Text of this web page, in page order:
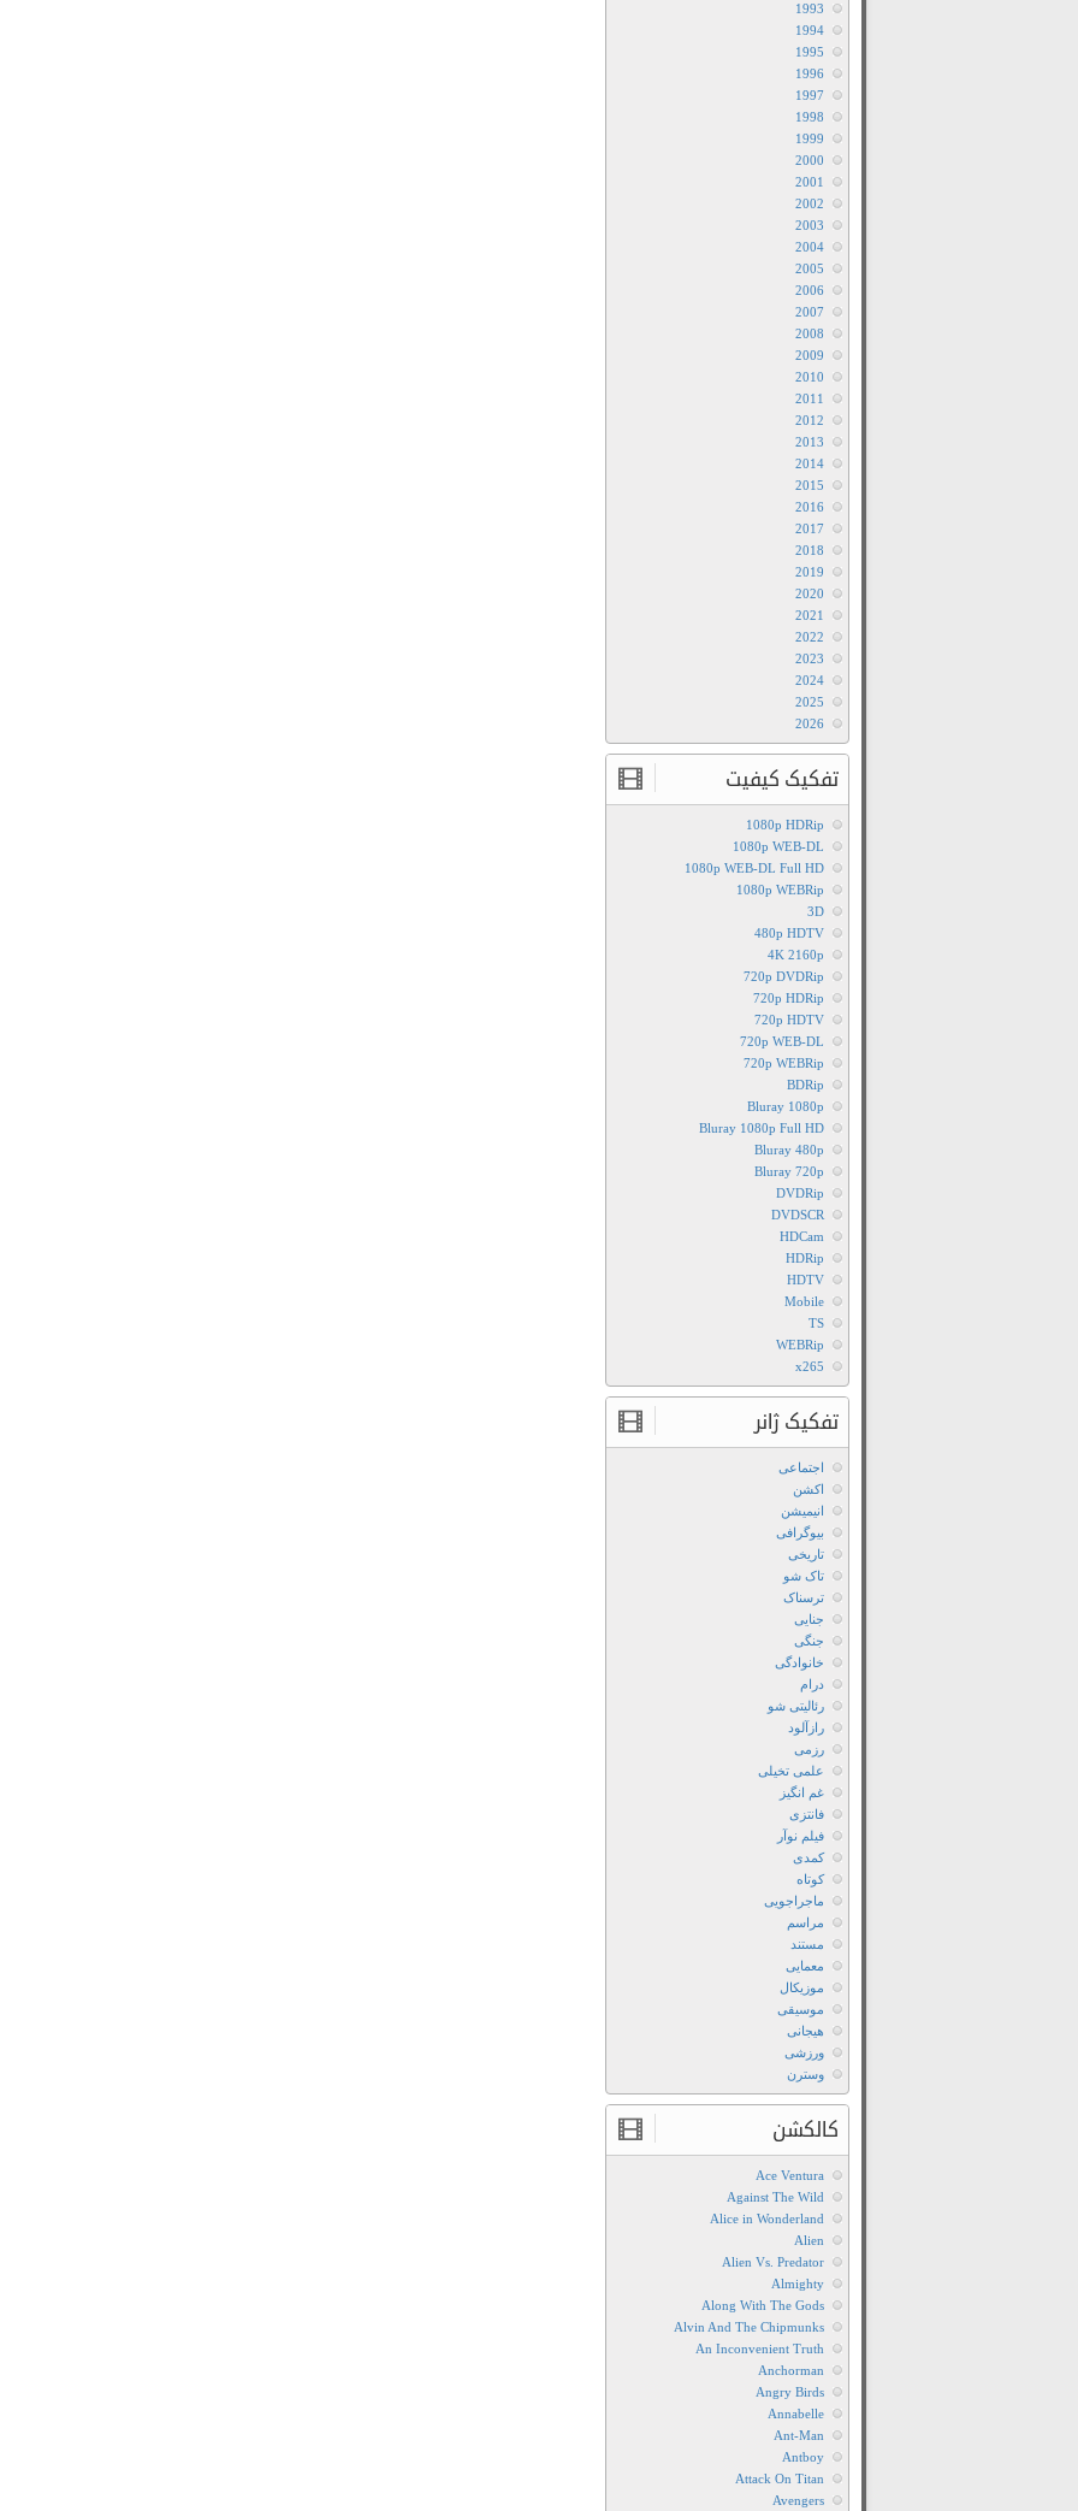
1993
1994
1995
1996
1997
1998
1999
2000
2001
2002
2003
2004
2005
2006
2007
2008
2009
2010
2011
2012
2013
2014
2015
2016
2017
2018
2019
2020
2021
2022
2023
2024
2025
2026
تفکیک کیفیت
1080p HDRip
1080p WEB-DL
1080p WEB-DL Full HD
1080p WEBRip
3D
480p HDTV
4K 2160p
720p DVDRip
720p HDRip
720p HDTV
720p WEB-DL
720p WEBRip
BDRip
Bluray 1080p
Bluray 1080p Full HD
Bluray 480p
Bluray 720p
DVDRip
DVDSCR
HDCam
HDRip
HDTV
Mobile
TS
WEBRip
x265
تفکیک ژانر
اجتماعی
اکشن
انیمیشن
بیوگرافی
تاریخی
تاک شو
ترسناک
جنایی
جنگی
خانوادگی
درام
رئالیتی شو
رازآلود
رزمی
علمی تخیلی
غم انگیز
فانتزی
فیلم نوآر
کمدی
کوتاه
ماجراجویی
مراسم
مستند
معمایی
موزیکال
موسیقی
هیجانی
ورزشی
وسترن
کالکشن
Ace Ventura
Against The Wild
Alice in Wonderland
Alien
Alien Vs. Predator
Almighty
Along With The Gods
Alvin And The Chipmunks
An Inconvenient Truth
Anchorman
Angry Birds
Annabelle
Ant-Man
Antboy
Attack On Titan
Avengers